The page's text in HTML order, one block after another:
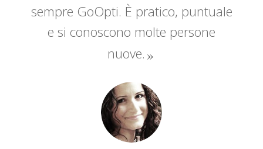
sempre GoOpti. È pratico, puntuale
e si conoscono molte persone
nuove.